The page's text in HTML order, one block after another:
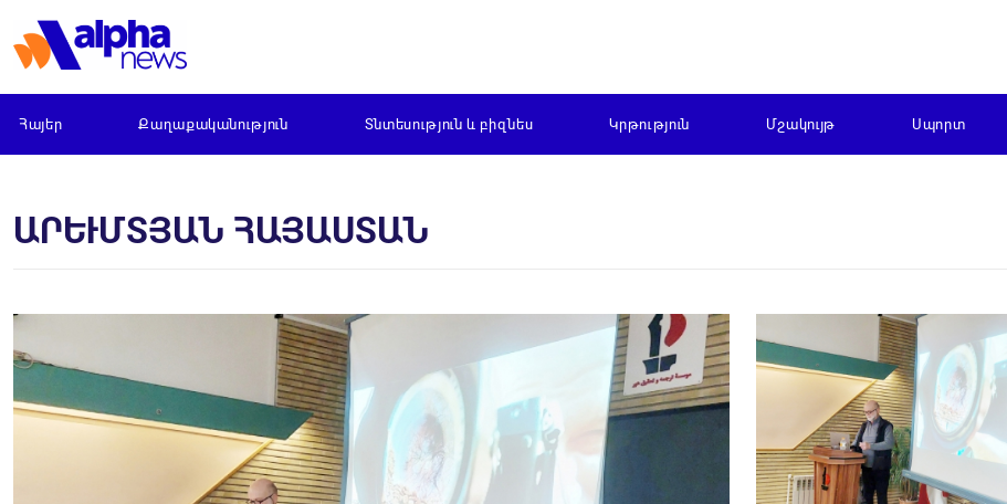
Հայեր Քաղաքականություն Տնտեսություն և բիզնես Կրթություն Մշակույթ Սպորտ
ԱՐԵՒՄՏՅԱՆ ՀԱՅԱՍՏԱՆ